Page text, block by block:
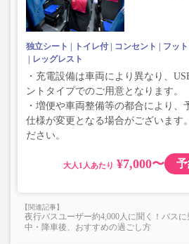
独立シート トイレ付 コンセント フッ
レッグレスト
・充電設備は車両により異なり、
ントタイプでのご用意となります。
・増便や車両整備等の都合により、
仕様が変更となる場合がございます
ださい。
大人 ¥7,000〜
夜行バスユーザー約4,000人に聞く！バス
中・降車後、おすすめの過ごし方